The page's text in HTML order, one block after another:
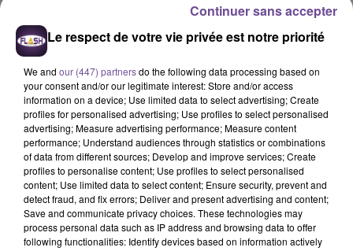
Une entreprise recherche un plongeur (H/F) en restauration.
Le respect de votre vie privée est notre priorité
We and our (447) partnersdo the following data processing based on
your consent and/or our legitimate interest: Store and/or access
information on a device; Use limited data to select advertising; Create
profiles for personalised advertising; Use profiles to select personalised
advertising; Measure advertising performance; Measure content
performance; Understand audiences through statistics or combinations
of data from different sources; Develop and improve services; Create
profiles to personalise content; Use profiles to select personalised
content; Use limited data to select content; Ensure security, prevent and
detect fraud, and fix errors; Deliver and present advertising and content;
Save and communicate privacy choices. These technologies may
process personal data such as IP address and browsing data to offer
following functionalities: Identify devices based on information actively
Continuer sans accepter